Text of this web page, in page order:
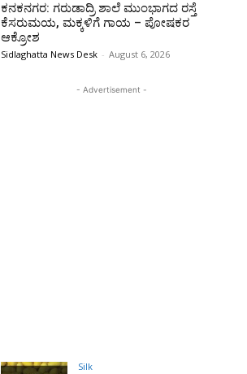
ಕನಕನಗರ: ಗರುಡಾದ್ರಿ ಶಾಲೆ ಮುಂಭಾಗದ ರಸ್ತೆ
ಕೆಸರುಮಯ, ಮಕ್ಕಳಿಗೆ ಗಾಯ – ಪೋಷಕರ
ಆಕ್ರೋಶ
Sidlaghatta News Desk - August 6, 2026
- Advertisement -
Silk